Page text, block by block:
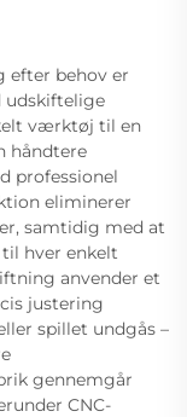
efter behov er
udskiftelige
værktøj til en
håndtere
professionel
eliminerer
samtidig med at
hver enkelt
anvender et
justering
spillet undgås –
gennemgår
CNC-